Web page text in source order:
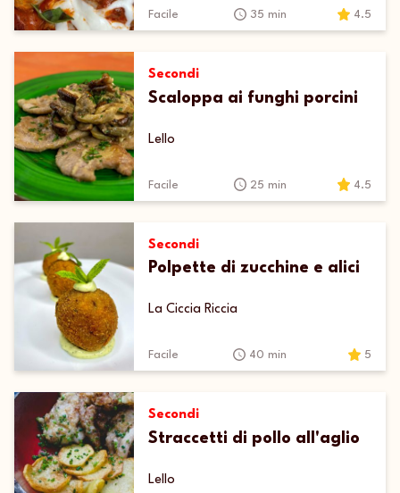
Facile 35 min 4.5
Secondi
Scaloppa ai funghi porcini
Lello
Facile 25 min 4.5
Secondi
Polpette di zucchine e alici
La Ciccia Riccia
Facile 40 min 5
Secondi
Straccetti di pollo all'aglio
Lello